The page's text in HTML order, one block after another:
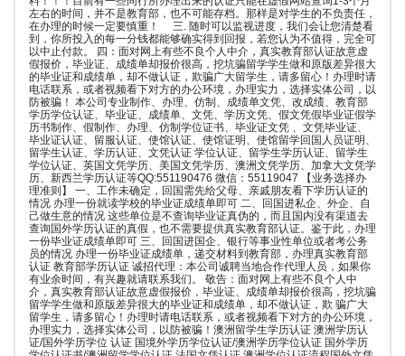
左右的时间，并不是教育部，也不可能存档。那样是对学生的不负责任，
在办理的时候一定要慎重！ 三. 随时可以监视进度，我们会让您清楚看
到，你所投入的每一分钱都能够确实得到回报，若您认为不值得，完全可
以中止付款。 四：面对网上有些不良个人中介，真实教育部认证故意虚
假报价，毕业证、成绩单却报价很高，挖坑骗留学学生做和原版差异很大
的毕业证和成绩单，却不做认证，欺骗广大留学生，请多留心！办理时请
电话联系，或者视频看下对方的办公环境，办理实力，选择实体公司，以
防被骗！ 本公司专业制作、办理、仿制、成绩单文凭、改成绩、教育部
学历学位认证、毕业证、成绩单、文凭、学历文凭、假文凭假毕业证假学
历书制作、假制作、办理、仿制学位证书、毕业证文凭 、文凭毕业证、
毕业证认证、留服认证、使馆认证、使馆证明、使馆留学回国人员证明、
留学生认证、学历认证、文凭认证 学位认证、留学生学历认证、留学生
学位认证、英国文凭学历、美国文凭学历、澳洲文凭学历、加拿大文凭学
历、新西兰学历认证等QQ:551190476 微信：55119047 【业务选择办
理准则】 一、工作未确定，回国需先给父母、亲戚朋友看下学历认证的
情况 办理一份就读学校的毕业证成绩单即可 二、回国进私企、外企、自
己做生意的情况 这些单位是不查询毕业证真伪的，而且国内没有渠道去
查询国外学历认证的真假，也不需要提供真实教育部认证。鉴于此，办理
一份毕业证成绩单即可 三、回国进国企、银行等事业性单位或者考公务
员的情况 办理一份毕业证成绩单，递交材料到教育部，办理真实教育部
认证 教育部学历认证 诚招代理：本公司诚聘当地合作代理人员，如果你
有业余时间，有兴趣就请联系我们。 敬告：面对网上有些不良个人中
介，真实教育部认证故意虚假报价，毕业证、成绩单却报价很高，挖坑骗
留学学生做和原版差异很大的毕业证和成绩单，却不做认证，欺 骗广大
留学生，请多留心！办理时请电话联系，或者视频看下对方的办公环境，
办理实力，选择实体公司，以防被骗！澳洲留学生学历认证 澳洲学历认
证/国外学历学位 认证 国境外学历学位认证/澳洲学历学位认证 国外学历